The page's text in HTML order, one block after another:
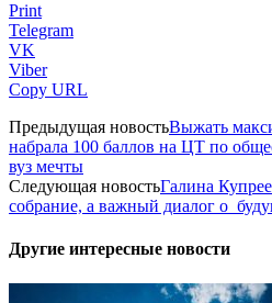
Print
Telegram
VK
Viber
Copy URL
Предыдущая новостьВыжать
набрала 100 баллов на ЦТ по
вуз мечты
Следующая новостьГалина
собрание, а важный диалог о
Другие интересные новости